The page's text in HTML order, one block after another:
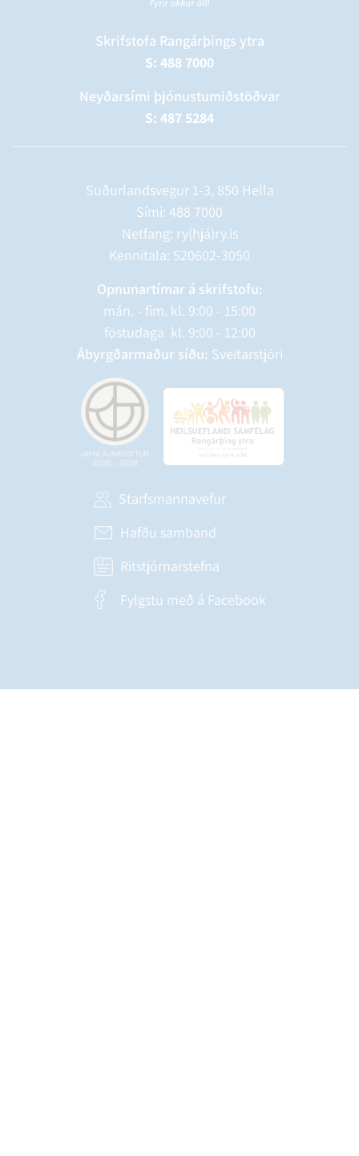
Skrifstofa Rangárþings ytra
S: 488 7000
Neyðarsími þjónustumiðstöðvar
S: 487 5284
Suðurlandsvegur 1-3, 850 Hella
Sími: 488 7000
Netfang: ry(hjá)ry.is
Kennitala: 520602-3050
Opnunartímar á skrifstofu:
mán. - fim. kl. 9:00 - 15:00
föstudaga kl. 9:00 - 12:00
Ábyrgðarmaður síðu: Sveitarstjóri
Starfsmannavefur
Hafðu samband
Ritstjórnarstefna
Fylgstu með á Facebook